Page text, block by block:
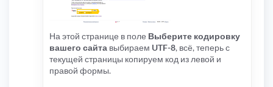
На этой странице в поле Выберите кодировку
вашего сайта выбираем UTF-8, всё, теперь с
текущей страницы копируем код из левой и
правой формы.